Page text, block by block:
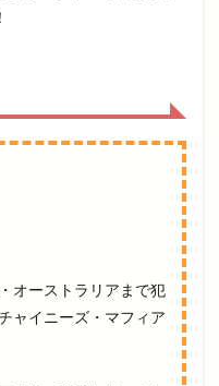
オーストラリアまで犯
ャイニーズ・マフィア